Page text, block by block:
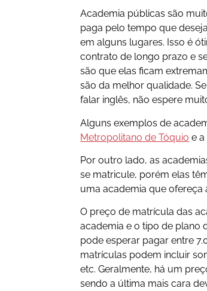
Academia públicas são
paga pelo tempo que
em alguns lugares. Isso é
contrato de longo prazo e
são que elas ficam
são da melhor qualidade.
falar inglês, não espere
Alguns exemplos de
Metropolitano de Tóquio e a
Por outro lado, as
se matricule, porém elas
uma academia que ofereça
O preço de matrícula das
academia e o tipo de plano
pode esperar pagar entre
matrículas podem incluir
etc. Geralmente, há um
sendo a última mais cara